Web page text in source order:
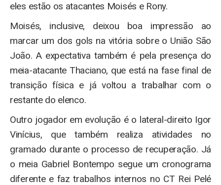
eles estão os atacantes Moisés e Rony.
Moisés, inclusive, deixou boa impressão ao
marcar um dos gols na vitória sobre o União São
João. A expectativa também é pela presença do
meia-atacante Thaciano, que está na fase final de
transição física e já voltou a trabalhar com o
restante do elenco.
Outro jogador em evolução é o lateral-direito Igor
Vinícius, que também realiza atividades no
gramado durante o processo de recuperação. Já
o meia Gabriel Bontempo segue um cronograma
diferente e faz trabalhos internos no CT Rei Pelé